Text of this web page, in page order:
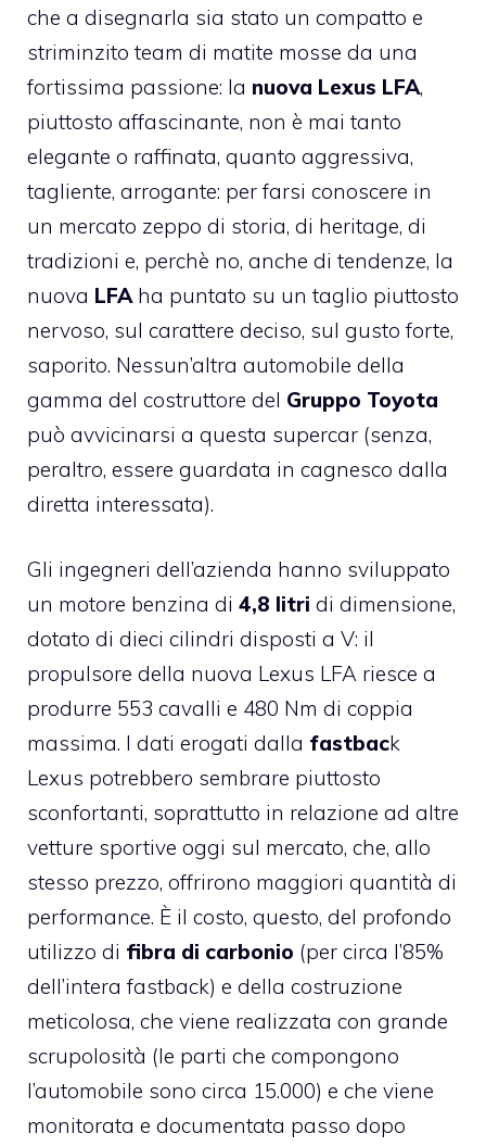
che a disegnarla sia stato un compatto e
striminzito team di matite mosse da una
fortissima passione: la nuova Lexus LFA,
piuttosto affascinante, non è mai tanto
elegante o raffinata, quanto aggressiva,
tagliente, arrogante: per farsi conoscere in
un mercato zeppo di storia, di heritage, di
tradizioni e, perchè no, anche di tendenze, la
nuova LFA ha puntato su un taglio piuttosto
nervoso, sul carattere deciso, sul gusto forte,
saporito. Nessun’altra automobile della
gamma del costruttore del Gruppo Toyota
può avvicinarsi a questa supercar (senza,
peraltro, essere guardata in cagnesco dalla
diretta interessata).
Gli ingegneri dell’azienda hanno sviluppato
un motore benzina di 4,8 litri di dimensione,
dotato di dieci cilindri disposti a V: il
propulsore della nuova Lexus LFA riesce a
produrre 553 cavalli e 480 Nm di coppia
massima. I dati erogati dalla fastback
Lexus potrebbero sembrare piuttosto
sconfortanti, soprattutto in relazione ad altre
vetture sportive oggi sul mercato, che, allo
stesso prezzo, offrirono maggiori quantità di
performance. È il costo, questo, del profondo
utilizzo di fibra di carbonio (per circa l’85%
dell’intera fastback) e della costruzione
meticolosa, che viene realizzata con grande
scrupolosità (le parti che compongono
l’automobile sono circa 15.000) e che viene
monitorata e documentata passo dopo